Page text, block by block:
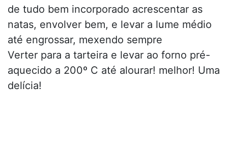
de tudo bem incorporado acrescentar as
natas, envolver bem, e levar a lume médio
até engrossar, mexendo sempre
Verter para a tarteira e levar ao forno pré-
aquecido a 200º C até alourar! melhor! Uma
delícia!